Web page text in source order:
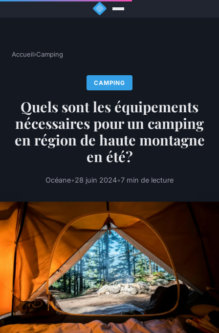
Accueil›Camping
CAMPING
Quels sont les équipements
nécessaires pour un camping
en région de haute montagne
en été?
Océane•28 juin 2024•7 min de lecture